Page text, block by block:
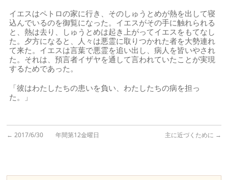
イエスはペトロの家に行き、そのしゅうとめが熱を出して寝
込んでいるのを御覧になった。イエスがその手に触れられる
と、熱は去り、しゅうとめは起き上がってイエスをもてなし
た。夕方になると、人々は悪霊に取りつかれた者を大勢連れ
て来た。イエスは言葉で悪霊を追い出し、病人を皆いやされ
た。それは、預言者イザヤを通して言われていたことが実現
するためであった。
「彼はわたしたちの患いを負い、わたしたちの病を担っ
た。」
← 2017/6/30 年間第12金曜日 主に近づくために →